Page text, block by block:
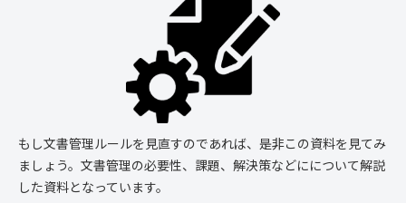
もし文書管理ルールを見直すのであれば、是非この資料を見てみ
ましょう。文書管理の必要性、課題、解決策などにについて解説
した資料となっています。